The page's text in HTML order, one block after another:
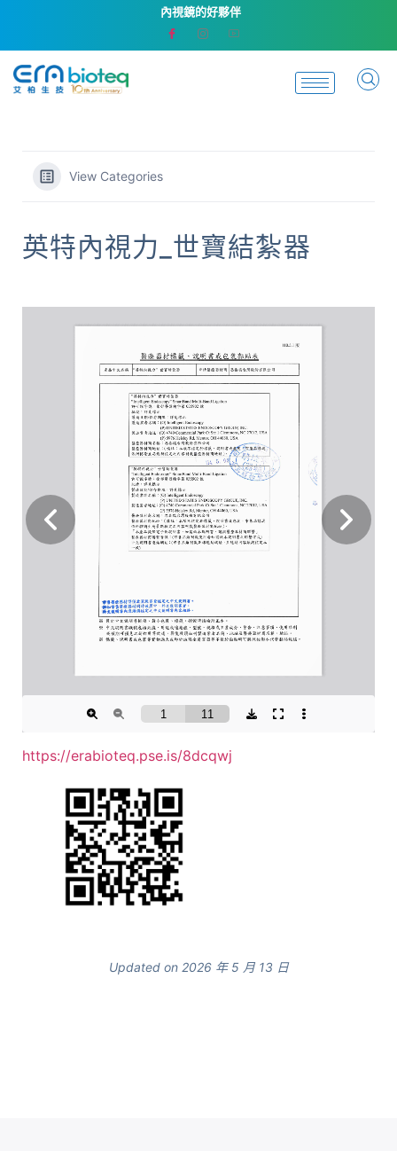
內視鏡的好夥伴
View Categories
英特內視力_世寶結紮器
https://erabioteq.pse.is/8dcqwj
Updated on 2026 年 5 月 13 日